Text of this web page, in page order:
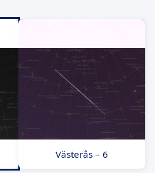
Västerås – 6